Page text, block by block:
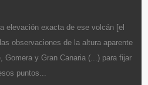
elevación exacta de ese volcán [el
observaciones de la altura aparente
Gomera y Gran Canaria (...) para fijar
puntos...